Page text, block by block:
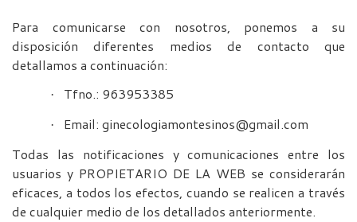
Para comunicarse con nosotros, ponemos a su
disposición diferentes medios de contacto que
detallamos a continuación:
· Tfno.: 963953385
·
Email: ginecologiamontesinos@gmail.com
Todas las notificaciones y comunicaciones entre los
usuarios y PROPIETARIO DE LA WEB se considerarán
eficaces, a todos los efectos, cuando se realicen a través
de cualquier medio de los detallados anteriormente.